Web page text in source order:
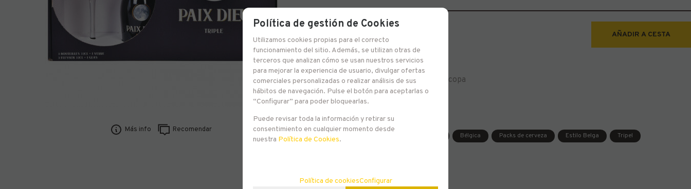
Más info Recomendar
-
unidades
+
AÑADIR A CESTA
Pack Paix Dieu 3 x 33 cl + 1 copa
Familias relacionadas
Bélgica Packs de cerveza Estilo Belga Tripel
Política de gestión de Cookies
Utilizamos cookies propias para el correcto
funcionamiento del sitio. Además, se utilizan otras de
terceros que analizan cómo se usan nuestros servicios
para mejorar la experiencia de usuario, divulgar ofertas
comerciales personalizadas o realizar análisis de sus
hábitos de navegación. Pulse el botón para aceptarlas o
“Configurar” para poder bloquearlas.
Puede revisar toda la información y retirar su
consentimiento en cualquier momento desde
nuestra Política de Cookies.
Política de cookiesConfigurar